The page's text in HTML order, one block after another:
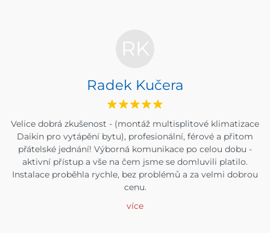
RK
Radek Kučera
Velice dobrá zkušenost - (montáž multisplitové klimatizace
Daikin pro vytápění bytu), profesionální, férové a přitom
přátelské jednání! Výborná komunikace po celou dobu -
aktivní přístup a vše na čem jsme se domluvili platilo.
Instalace proběhla rychle, bez problémů a za velmi dobrou
cenu.
více